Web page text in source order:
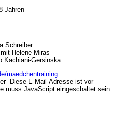
Jahren
Schreiber
Helene Miras
Kachiani-Gersinska
maedchentraining
Diese E-Mail-Adresse ist vor
muss JavaScript eingeschaltet sein.